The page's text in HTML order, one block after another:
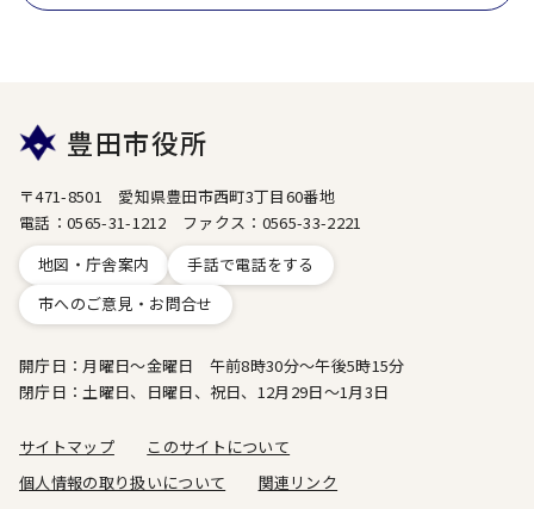
豊田市役所
〒471-8501 愛知県豊田市西町3丁目60番地
電話：0565-31-1212 ファクス：0565-33-2221
地図・庁舎案内
手話で電話をする
市へのご意見・お問合せ
開庁日：月曜日～金曜日 午前8時30分～午後5時15分
閉庁日：土曜日、日曜日、祝日、12月29日～1月3日
サイトマップ
このサイトについて
個人情報の取り扱いについて
関連リンク